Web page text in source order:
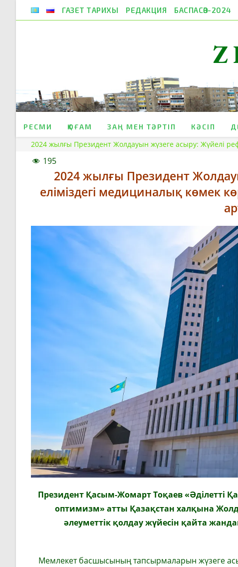
ГАЗЕТ ТАРИХЫ РЕДАКЦИЯ БАСПАСӨЗ-2024
РЕСМИ ҚОҒАМ ЗАҢ МЕН ТӘРТІП КӘСІП
2024 жылғы Президент Жолдауын жүзеге асыру: Жүйелі
195
2024 жылғы Президент
еліміздегі медициналық көмек
Президент Қасым-Жомарт Тоқаев «Әділетті
оптимизм» атты Қазақстан халқына
әлеуметтік қолдау жүйесін қайта
Мемлекет басшысының тапсырмаларын жүзеге